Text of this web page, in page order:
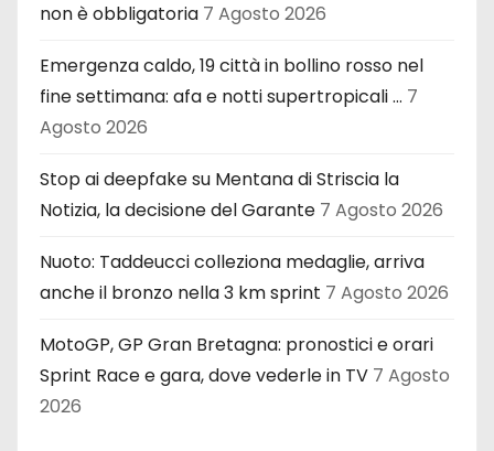
non è obbligatoria 7 Agosto 2026
Emergenza caldo, 19 città in bollino rosso nel
fine settimana: afa e notti supertropicali … 7
Agosto 2026
Stop ai deepfake su Mentana di Striscia la
Notizia, la decisione del Garante 7 Agosto 2026
Nuoto: Taddeucci colleziona medaglie, arriva
anche il bronzo nella 3 km sprint 7 Agosto 2026
MotoGP, GP Gran Bretagna: pronostici e orari
Sprint Race e gara, dove vederle in TV 7 Agosto
2026